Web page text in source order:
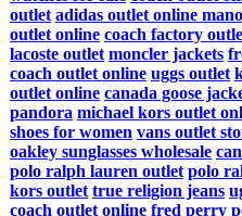
outlet adidas outlet online
outlet online coach factory
lacoste outlet moncler jackets
coach outlet online uggs outlet
outlet online canada goose
pandora michael kors outlet
shoes for women vans outlet
oakley sunglasses wholesale
polo ralph lauren outlet polo
kors outlet true religion jeans
coach outlet online fred perry